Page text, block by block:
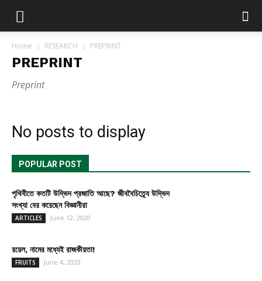
Home RESEARCH PREPRINT
PREPRINT
Preprint
No posts to display
POPULAR POST
পৃথিবীতে কতটি উদ্ভিদ প্রজাতি আছে? জীববৈচিত্র্যে উদ্ভিদ
সংখ্যা বের করেছেন বিজ্ঞানীরা
ARTICLES June 12, 2020
রয়েল, নামের মধ্যেই রাজকীয়তা!
FRUITS June 4, 2020